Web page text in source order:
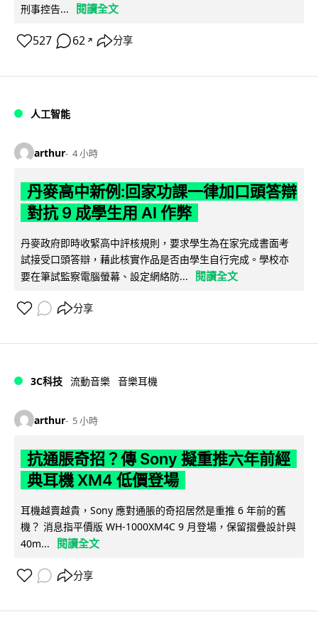
刑事控告...
閱讀全文
527 62 ↗ 分享
人工智能
arthur 4 小時
丹麥高中新例:回家功課一律加口頭答辯
對抗 9 成學生用 AI 作弊
丹麥政府即時收緊高中評核規則，要求學生為在家完成書面考
試接受口頭答辯，藉此核實作品是否由學生自行完成。學校亦
要在筆試監察電腦螢幕、設定網絡防...
閱讀全文
分享
3C科技 流動音樂 音樂耳機
arthur 5 小時
抗通脹奇招？傳 Sony 擬重推六年前經
典耳機 XM4 低價登場
耳機越賣越貴，Sony 應對通脹的奇招居然是重推 6 年前的舊
機？ 消息指平價版 WH-1000XM4C 9 月登場，保留摺疊設計與
40m...
閱讀全文
分享